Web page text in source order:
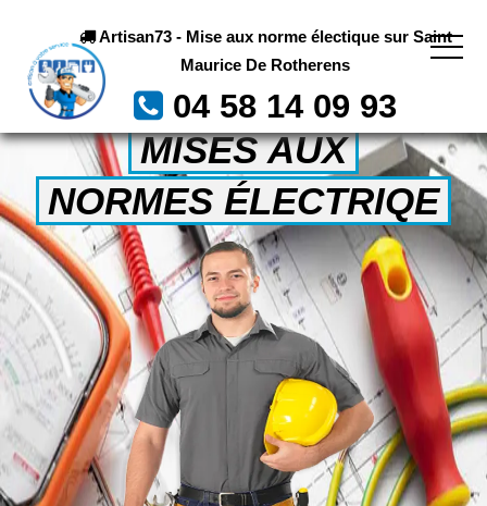
Artisan73 - Mise aux norme électique sur Saint
Maurice De Rotherens
04 58 14 09 93
MISES AUX
NORMES ÉLECTRIQE